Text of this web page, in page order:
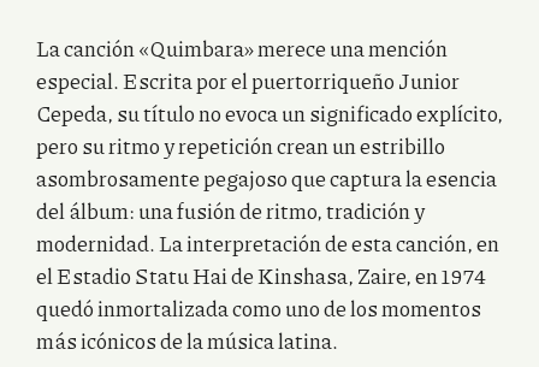
La canción «Quimbara» merece una mención
especial. Escrita por el puertorriqueño Junior
Cepeda, su título no evoca un significado explícito,
pero su ritmo y repetición crean un estribillo
asombrosamente pegajoso que captura la esencia
del álbum: una fusión de ritmo, tradición y
modernidad. La interpretación de esta canción, en
el Estadio Statu Hai de Kinshasa, Zaire, en 1974
quedó inmortalizada como uno de los momentos
más icónicos de la música latina.